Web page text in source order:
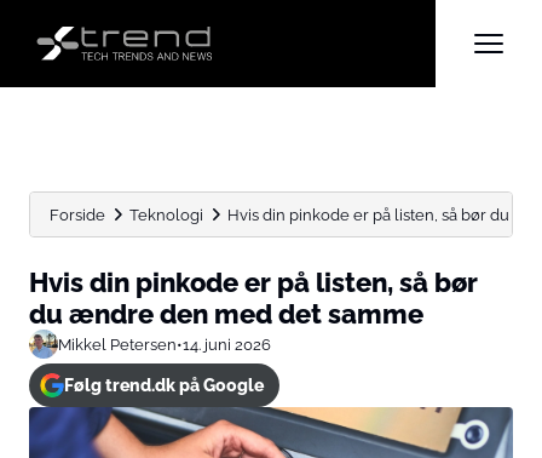
Forside Teknologi Hvis din pinkode er på listen, så bør du
Hvis din pinkode er på listen, så bør
du ændre den med det samme
Mikkel Petersen•14. juni 2026
Følg trend.dk på Google